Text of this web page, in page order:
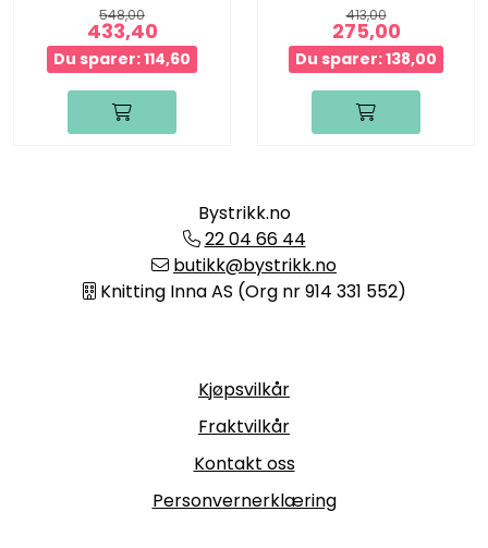
548,00
433,40
Du sparer: 114,60
413,00
275,00
Du sparer: 138,00
Bystrikk.no
22 04 66 44
butikk@bystrikk.no
Knitting Inna AS (Org nr 914 331 552)
Kjøpsvilkår
Fraktvilkår
Kontakt oss
Personvernerklæring